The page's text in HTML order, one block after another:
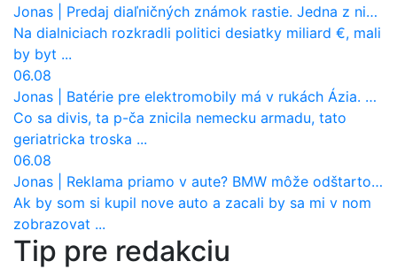
Jonas
Predaj diaľničných známok rastie. Jedna z nich zaznamenala nečakane výrazný nárast
Na dialniciach rozkradli politici desiatky miliard €, mali
by byt ...
06.08
Jonas
Batérie pre elektromobily má v rukách Ázia. Európa ale stráca kontrolu aj nad vlastnou výrobou!
Co sa divis, ta p-ča znicila nemecku armadu, tato
geriatricka troska ...
06.08
Jonas
Reklama priamo v aute? BMW môže odštartovať nový trend
Ak by som si kupil nove auto a zacali by sa mi v nom
zobrazovat ...
Tip pre redakciu